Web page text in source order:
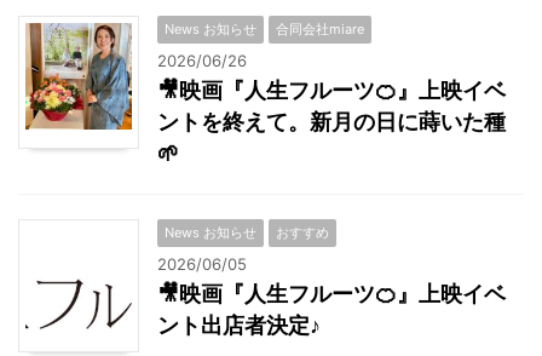
News お知らせ 合同会社miare
2026/06/26
🎥映画『人生フルーツ🍊』上映イベ
ントを終えて。新月の日に蒔いた種
🌱
News お知らせ おすすめ
2026/06/05
🎥映画『人生フルーツ🍊』上映イベ
ント出店者決定♪